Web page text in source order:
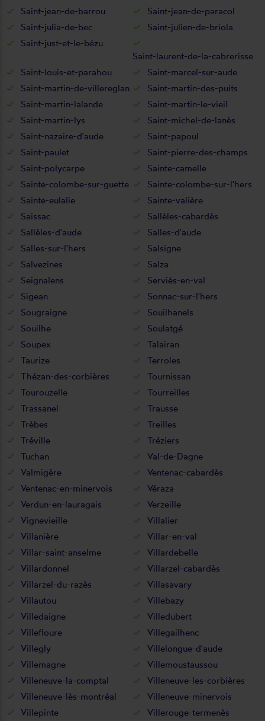
Saint-jean-de-barrou
Saint-jean-de-paracol
Saint-julia-de-bec
Saint-julien-de-briola
Saint-just-et-le-bézu
Saint-laurent-de-la-cabrerisse
Saint-louis-et-parahou
Saint-marcel-sur-aude
Saint-martin-de-villereglan
Saint-martin-des-puits
Saint-martin-lalande
Saint-martin-le-vieil
Saint-martin-lys
Saint-michel-de-lanès
Saint-nazaire-d'aude
Saint-papoul
Saint-paulet
Saint-pierre-des-champs
Saint-polycarpe
Sainte-camelle
Sainte-colombe-sur-guette
Sainte-colombe-sur-l'hers
Sainte-eulalie
Sainte-valière
Saissac
Sallèles-cabardès
Sallèles-d'aude
Salles-d'aude
Salles-sur-l'hers
Salsigne
Salvezines
Salza
Seignalens
Serviès-en-val
Sigean
Sonnac-sur-l'hers
Sougraigne
Souilhanels
Souilhe
Soulatgé
Soupex
Talairan
Taurize
Terroles
Thézan-des-corbières
Tournissan
Tourouzelle
Tourreilles
Trassanel
Trausse
Trèbes
Treilles
Tréville
Tréziers
Tuchan
Val-de-Dagne
Valmigère
Ventenac-cabardès
Ventenac-en-minervois
Véraza
Verdun-en-lauragais
Verzeille
Vignevieille
Villalier
Villanière
Villar-en-val
Villar-saint-anselme
Villardebelle
Villardonnel
Villarzel-cabardès
Villarzel-du-razès
Villasavary
Villautou
Villebazy
Villedaigne
Villedubert
Villefloure
Villegailhenc
Villegly
Villelongue-d'aude
Villemagne
Villemoustaussou
Villeneuve-la-comptal
Villeneuve-les-corbières
Villeneuve-lès-montréal
Villeneuve-minervois
Villepinte
Villerouge-termenès